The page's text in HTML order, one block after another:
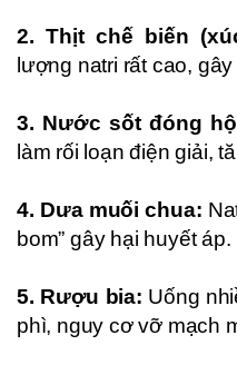
2. Thịt chế biến
lượng natri rất cao,
3. Nước sốt đóng
làm rối loạn điện giải,
4. Dưa muối chua:
bom” gây hại huyết áp.
5. Rượu bia: Uống
phì, nguy cơ vỡ mạch